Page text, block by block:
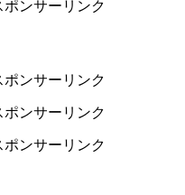
ポンサーリンク
ポンサーリンク
ポンサーリンク
ポンサーリンク